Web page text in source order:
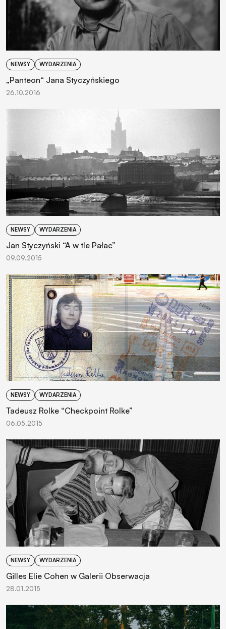
NEWSY WYDARZENIA
„Panteon“ Jana Styczyńskiego
26.10.2016
NEWSY WYDARZENIA
Jan Styczyński “A w tle Pałac”
09.09.2015
NEWSY WYDARZENIA
Tadeusz Rolke “Checkpoint Rolke”
06.05.2015
NEWSY WYDARZENIA
Gilles Elie Cohen w Galerii Obserwacja
28.01.2015